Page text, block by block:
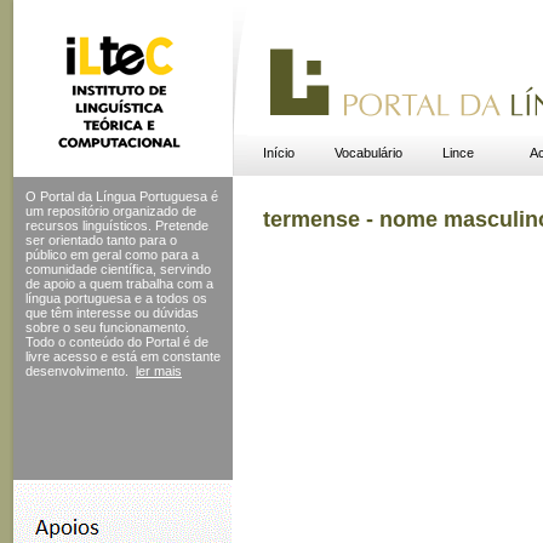
Início Vocabulário Lince
O Portal da Língua Portuguesa é
um repositório organizado de
recursos linguísticos. Pretende
ser orientado tanto para o
público em geral como para a
comunidade científica, servindo
de apoio a quem trabalha com a
língua portuguesa e a todos os
que têm interesse ou dúvidas
sobre o seu funcionamento.
Todo o conteúdo do Portal é de
livre acesso e está em constante
desenvolvimento.
ler mais
termense - nome